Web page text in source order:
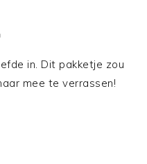
in. Dit pakketje zou
mee te verrassen!